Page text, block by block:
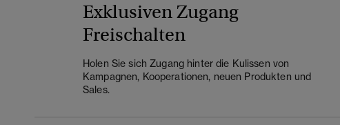
Exklusiven Zugang
Freischalten
Holen Sie sich Zugang hinter die Kulissen von
Kampagnen, Kooperationen, neuen Produkten und
Sales.